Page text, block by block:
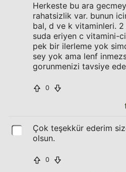
Herkeste bu ara
rahatsizlik var. bunun
bal, d ve k vitaminleri.
suda eriyen c vitamini-
pek bir ilerleme yok
sey yok ama lenf
gorunmenizi tavsiye
0
Çok teşekkür ederim
olsun.
0